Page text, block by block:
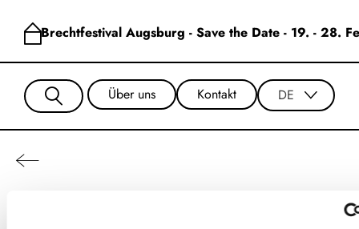
Brechtfestival Augsburg - Save the Date - 19. - 28.
Über uns Kontakt DE